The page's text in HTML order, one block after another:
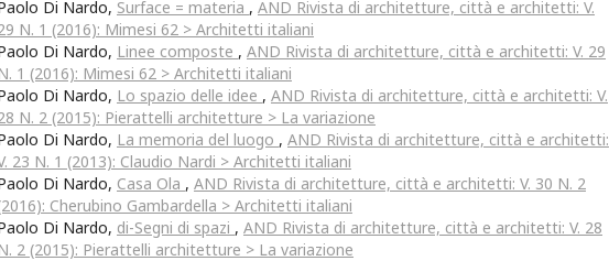
Di Nardo, Surface = materia , AND Rivista di architetture, città e architetti: V.
N. 1 (2016): Mimesi 62 > Architetti italiani
Di Nardo, Linee composte , AND Rivista di architetture, città e architetti: V. 29
1 (2016): Mimesi 62 > Architetti italiani
Di Nardo, Lo spazio delle idee , AND Rivista di architetture, città e architetti: V.
N. 2 (2015): Pierattelli architetture > La variazione
Di Nardo, La memoria del luogo , AND Rivista di architetture, città e architetti:
23 N. 1 (2013): Claudio Nardi > Architetti italiani
Di Nardo, Casa Ola , AND Rivista di architetture, città e architetti: V. 30 N. 2
Cherubino Gambardella > Architetti italiani
Di Nardo, di-Segni di spazi , AND Rivista di architetture, città e architetti: V. 28
2 (2015): Pierattelli architetture > La variazione